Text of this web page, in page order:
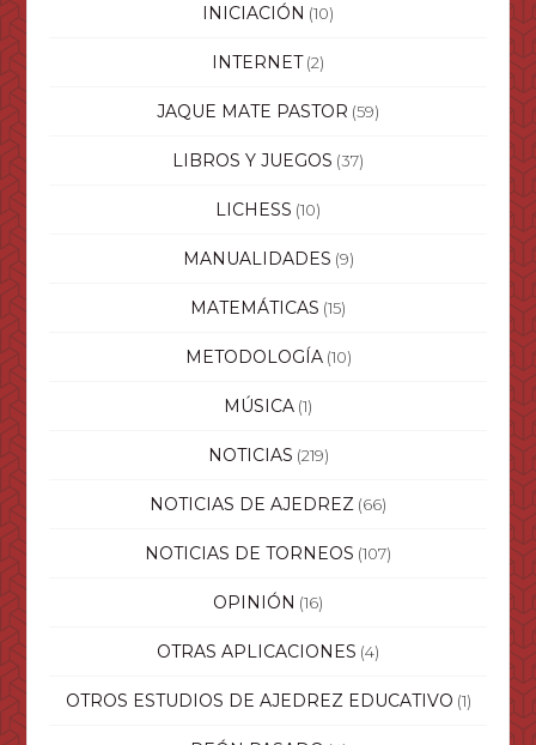
INICIACIÓN (10)
INTERNET(2)
JAQUE MATE PASTOR (59)
LIBROS Y JUEGOS (37)
LICHESS (10)
MANUALIDADES (9)
MATEMÁTICAS (15)
METODOLOGÍA(10)
MÚSICA (1)
NOTICIAS (219)
NOTICIAS DE AJEDREZ (66)
NOTICIAS DE TORNEOS (107)
OPINIÓN (16)
OTRAS APLICACIONES (4)
OTROS ESTUDIOS DE AJEDREZ EDUCATIVO (1)